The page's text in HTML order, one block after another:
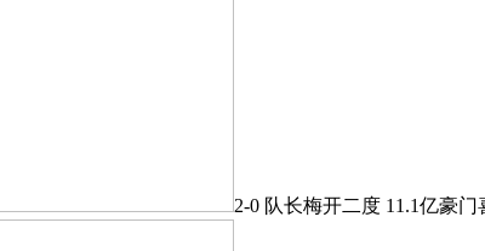
2-0 队长梅开二度 11.1亿豪